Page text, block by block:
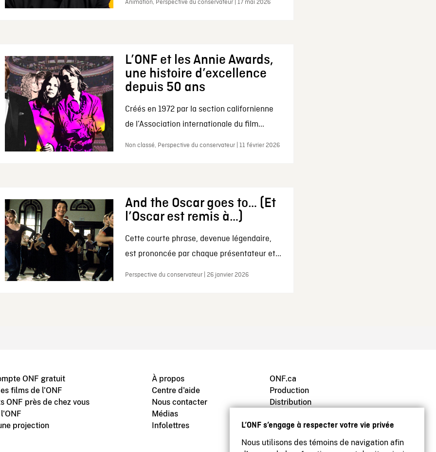
L’ONF s’engage à respecter votre vie privée
Nous utilisons des témoins de navigation afin
Animation, Perspective du conservateur | 17 mai 2026
L’ONF et les Annie Awards,
une histoire d’excellence
depuis 50 ans
Créés en 1972 par la section californienne
de l’Association internationale du film...
Non classé, Perspective du conservateur | 11 février 2026
And the Oscar goes to… (Et
l’Oscar est remis à…)
Cette courte phrase, devenue légendaire,
est prononcée par chaque présentateur et...
Perspective du conservateur | 26 janvier 2026
ONF gratuit
films de l'ONF
ONF près de chez vous
projection
À propos
Centre d'aide
Nous contacter
Médias
Infolettres
ONF.ca
Production
Distribution
Archives